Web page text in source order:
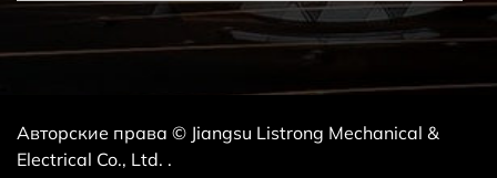
Авторские права © Jiangsu Listrong Mechanical &
Electrical Co., Ltd. .